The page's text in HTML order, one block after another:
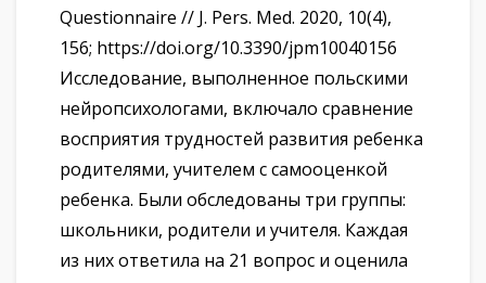
Questionnaire // J. Pers. Med. 2020, 10(4),
156; https://doi.org/10.3390/jpm10040156
Исследование, выполненное польскими
нейропсихологами, включало сравнение
восприятия трудностей развития ребенка
родителями, учителем с самооценкой
ребенка. Были обследованы три группы:
школьники, родители и учителя. Каждая
из них ответила на 21 вопрос и оценила